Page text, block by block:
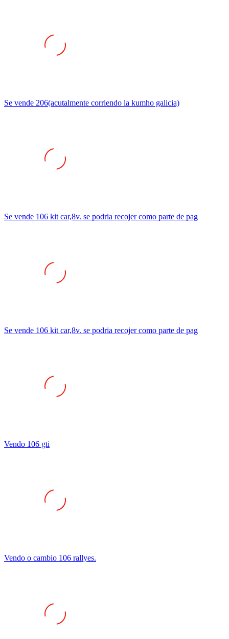
Se vende 206(acutalmente corriendo la kumho galicia)
Se vende 106 kit car,8v. se podria recojer como parte de pag
Se vende 106 kit car,8v. se podria recojer como parte de pag
Vendo 106 gti
Vendo o cambio 106 rallyes.